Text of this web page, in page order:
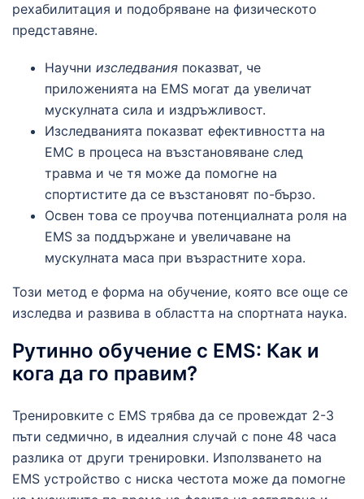
рехабилитация и подобряване на физическото
представяне.
Научни изследвания показват, че
приложенията на EMS могат да увеличат
мускулната сила и издръжливост.
Изследванията показват ефективността на
ЕМС в процеса на възстановяване след
травма и че тя може да помогне на
спортистите да се възстановят по-бързо.
Освен това се проучва потенциалната роля на
EMS за поддържане и увеличаване на
мускулната маса при възрастните хора.
Този метод е форма на обучение, която все още се
изследва и развива в областта на спортната наука.
Рутинно обучение с EMS: Как и
кога да го правим?
Тренировките с EMS трябва да се провеждат 2-3
пъти седмично, в идеалния случай с поне 48 часа
разлика от други тренировки. Използването на
EMS устройство с ниска честота може да помогне